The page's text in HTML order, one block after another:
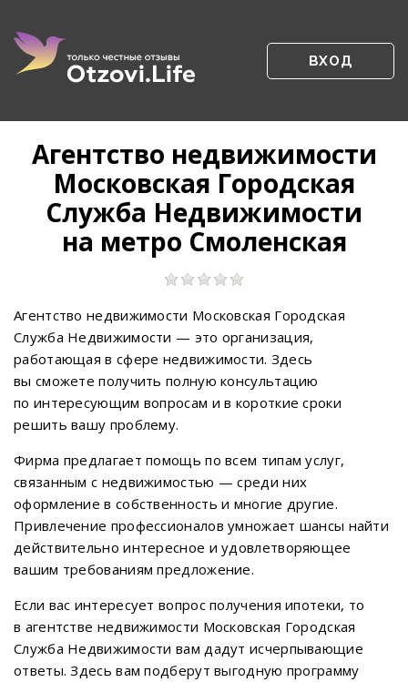
ВХОД
Агентство недвижимости
Московская Городская
Служба Недвижимости
на метро Смоленская
Агентство недвижимости Московская Городская
Служба Недвижимости — это организация,
работающая в сфере недвижимости. Здесь
вы сможете получить полную консультацию
по интересующим вопросам и в короткие сроки
решить вашу проблему.
Фирма предлагает помощь по всем типам услуг,
связанным с недвижимостью — среди них
оформление в собственность и многие другие.
Привлечение профессионалов умножает шансы найти
действительно интересное и удовлетворяющее
вашим требованиям предложение.
Если вас интересует вопрос получения ипотеки, то
в агентстве недвижимости Московская Городская
Служба Недвижимости вам дадут исчерпывающие
ответы. Здесь вам подберут выгодную программу